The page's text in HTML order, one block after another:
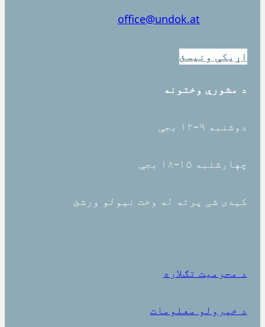
office@undok.at
اړیکې ونیسئ
د مشورې وختونه
دوشنبه ۹–۱۲ بجې
چهارشنبه ۱۵–۱۸ بجې
کیدی شی پرته له وخت نیولو ورشئ
د محرمیت تګلاره
د خپرولو معلومات